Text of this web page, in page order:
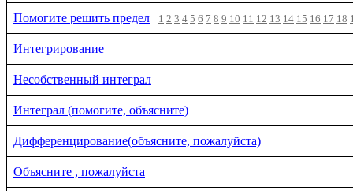
Помогите решить предел 1 2 3 4 5 6 7 8 9 10 11 12 13 14 15 16 17 18
Интегрирование
Несобственный интеграл
Интеграл (помогите, объясните)
Дифференцирование(объясните, пожалуйста)
Объясните , пожалуйста